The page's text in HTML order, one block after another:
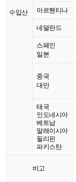
수입산 아르헨티나
네덜란드
스페인
일본
중국
대만
태국
인도네시아
베트남
말레이시아
필리핀
파키스탄
비고